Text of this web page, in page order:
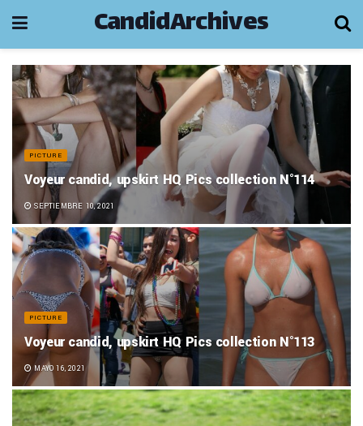
CandidArchives
PICTURE
Voyeur candid, upskirt HQ Pics collection N°114
SEPTIEMBRE 10, 2021
PICTURE
Voyeur candid, upskirt HQ Pics collection N°113
MAYO 16, 2021